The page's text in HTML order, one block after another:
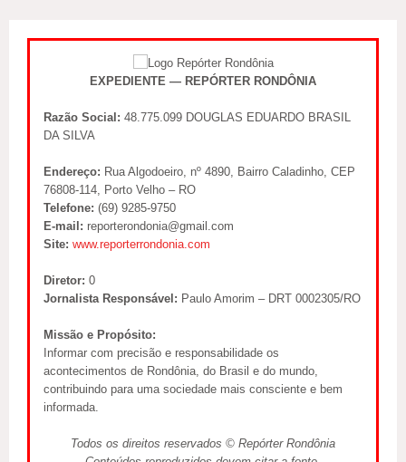
EXPEDIENTE — REPÓRTER RONDÔNIA
Razão Social: 48.775.099 DOUGLAS EDUARDO BRASIL
DA SILVA
Endereço: Rua Algodoeiro, nº 4890, Bairro Caladinho, CEP
76808-114, Porto Velho – RO
Telefone: (69) 9285-9750
E-mail: reporterondonia@gmail.com
Site: www.reporterrondonia.com
Diretor: 0
Jornalista Responsável: Paulo Amorim – DRT 0002305/RO
Missão e Propósito:
Informar com precisão e responsabilidade os
acontecimentos de Rondônia, do Brasil e do mundo,
contribuindo para uma sociedade mais consciente e bem
informada.
Todos os direitos reservados © Repórter Rondônia